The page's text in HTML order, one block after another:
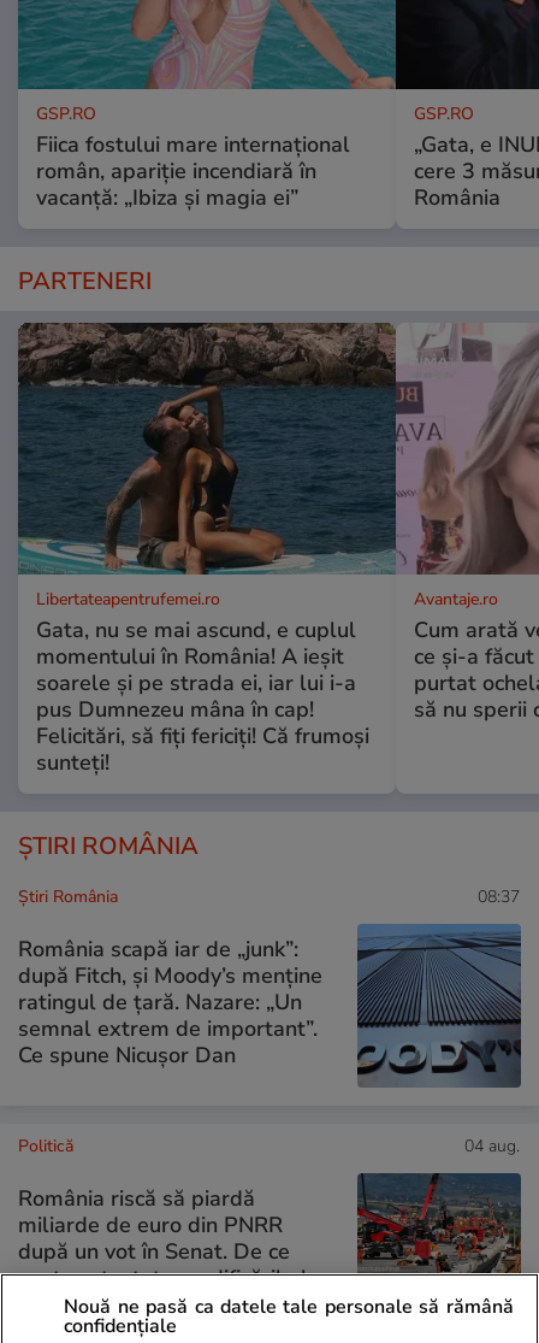
GSP.RO
Fiica fostului mare internațional
român, apariție incendiară în
vacanță: „Ibiza și magia ei”
GSP.RO
„Gata, e
cere 3
România
PARTENERI
Libertateapentrufemei.ro
Gata, nu se mai ascund, e cuplul
momentului în România! A ieșit
soarele și pe strada ei, iar lui i-a
pus Dumnezeu mâna în cap!
Felicitări, să fiți fericiți! Că frumoși
sunteți!
Avantaje.ro
Cum arată
ce și-a
purtat
să nu sperii
ȘTIRI ROMÂNIA
Știri România 08:37
România scapă iar de „junk”:
după Fitch, și Moody’s menține
ratingul de țară. Nazare: „Un
semnal extrem de important”.
Ce spune Nicușor Dan
Politică 04 aug.
România riscă să piardă
miliarde de euro din PNRR
după un vot în Senat. De ce
sunt contestate modificările la
legea decarbonizării
Nouă ne pasă ca datele tale personale să rămână
confidențiale